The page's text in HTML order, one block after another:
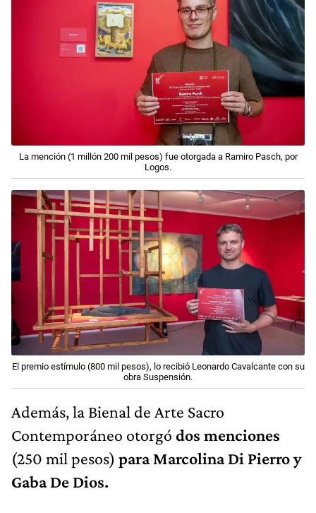
La mención (1 millón 200 mil pesos) fue otorgada a Ramiro Pasch, por
Logos.
El premio estímulo (800 mil pesos), lo recibió Leonardo Cavalcante con su
obra Suspensión.
Además, la Bienal de Arte Sacro
Contemporáneo otorgó dos menciones
(250 mil pesos) para Marcolina Di Pierro y
Gaba De Dios.